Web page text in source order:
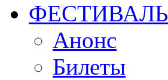
ФЕСТИВАЛЬ
Анонс
Билеты